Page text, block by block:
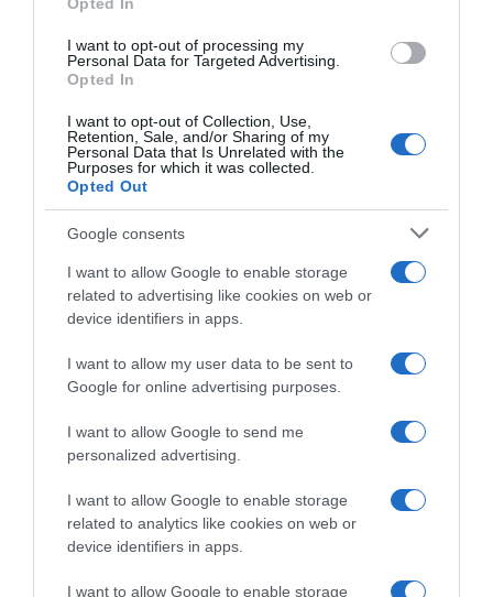
I want to opt-out of processing my
Personal Data for Targeted Advertising.
Opted In
I want to opt-out of Collection, Use,
Retention, Sale, and/or Sharing of my
Personal Data that Is Unrelated with the
Purposes for which it was collected.
Opted Out
Google consents
I want to allow Google to enable storage
related to advertising like cookies on web or
device identifiers in apps.
I want to allow my user data to be sent to
Google for online advertising purposes.
I want to allow Google to send me
personalized advertising.
I want to allow Google to enable storage
related to analytics like cookies on web or
device identifiers in apps.
I want to allow Google to enable storage
AILLEURS SUR LE WEB